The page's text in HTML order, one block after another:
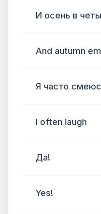
И осень в
And autumn
Я часто
I often laugh
Да!
Yes!